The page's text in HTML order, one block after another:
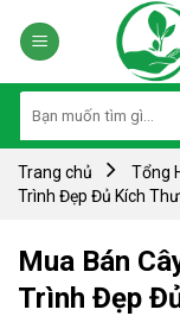
kiếm:
Trang chủ Tổng
Trình Đẹp Đủ Kích
Mua Bán
Trình Đẹp